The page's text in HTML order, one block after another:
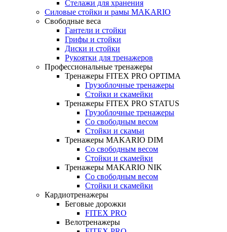
Стелажи для хранения
Силовые стойки и рамы MAKARIO
Свободные веса
Гантели и стойки
Грифы и стойки
Диски и стойки
Рукоятки для тренажеров
Профессиональные тренажеры
Тренажеры FITEX PRO OPTIMA
Грузоблочные тренажеры
Стойки и скамейки
Тренажеры FITEX PRO STATUS
Грузоблочные тренажеры
Со свободным весом
Стойки и скамьи
Тренажеры MAKARIO DIM
Со свободным весом
Стойки и скамейки
Тренажеры MAKARIO NIK
Со свободным весом
Стойки и скамейки
Кардиотренажеры
Беговые дорожки
FITEX PRO
Велотренажеры